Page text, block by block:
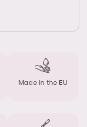
Made in the EU